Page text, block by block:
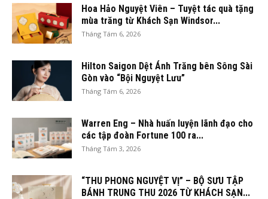
Hoa Hảo Nguyệt Viên – Tuyệt tác quà tặng
mùa trăng từ Khách Sạn Windsor...
Tháng Tám 6, 2026
Hilton Saigon Dệt Ánh Trăng bên Sông Sài
Gòn vào “Bội Nguyệt Lưu”
Tháng Tám 6, 2026
Warren Eng – Nhà huấn luyện lãnh đạo cho
các tập đoàn Fortune 100 ra...
Tháng Tám 3, 2026
“THU PHONG NGUYỆT VỊ” – BỘ SƯU TẬP
BÁNH TRUNG THU 2026 TỪ KHÁCH SẠN...